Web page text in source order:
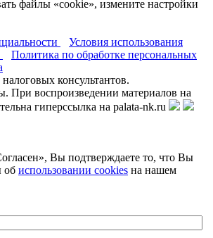
файлы «cookie», измените настройки
Условия использования
Политика по обработке персональных
консультантов.
При воспроизведении материалов на
гиперссылка на palata-nk.ru
Вы подтверждаете то, что Вы
об использовании cookies на нашем